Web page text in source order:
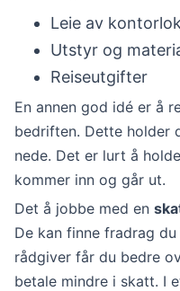
Leie av
Utstyr og
Reiseutgifter
En annen god idé er å
bedriften. Dette holder
nede. Det er lurt å
kommer inn og går ut.
Det å jobbe med en
De kan finne fradrag
rådgiver får du bedre
betale mindre i skatt. I